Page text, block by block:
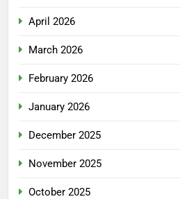
April 2026
March 2026
February 2026
January 2026
December 2025
November 2025
October 2025